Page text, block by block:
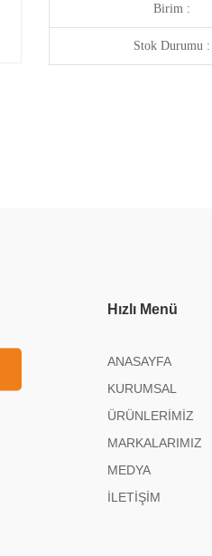
Birim :
Stok Durumu :
Hızlı Menü
ANASAYFA
KURUMSAL
ÜRÜNLERİMİZ
MARKALARIMIZ
MEDYA
İLETİŞİM